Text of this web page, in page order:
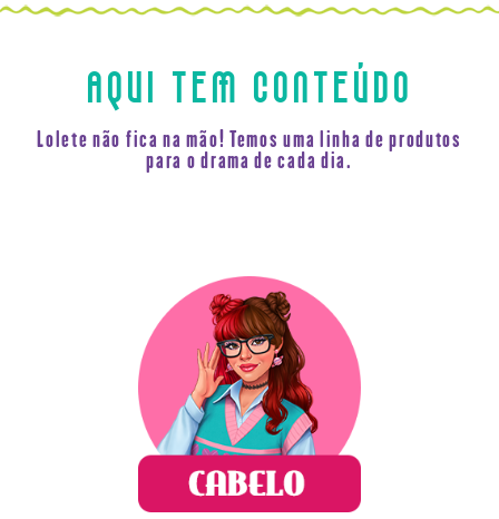
AQUI TEM CONTEÚDO
Lolete não fica na mão! Temos uma linha de produtos
para o drama de cada dia.